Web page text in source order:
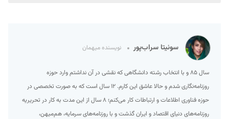
سونیتا سراب‌پور نویسنده میهمان
سال ۸۵ و با انتخاب رشته‌ دانشگاهی که نقشی در آن نداشتم وارد حوزه
روزنامه‌نگاری شدم و حالا عاشق این کارم. ۱۲ سال است که به صورت تخصصی در
حوزه فناوری اطلاعات و ارتباطات کار می‌کنم؛ ۸ سال از این مدت به کار در تحریریه
روزنامه‌های دنیای اقتصاد و ایران گذشت و با روزنامه‌های سرمایه، هم‌میهن،